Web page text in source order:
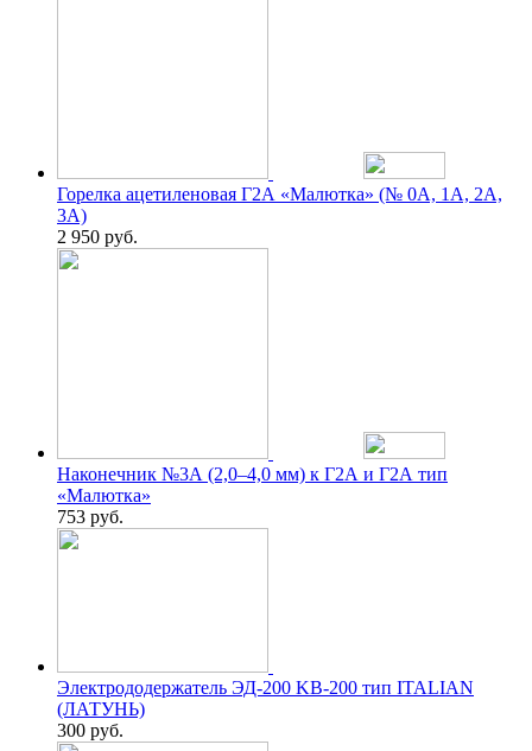
Горелка ацетиленовая Г2А «Малютка» (№ 0А, 1А, 2А,
3А)
2 950 руб.
Наконечник №3А (2,0–4,0 мм) к Г2А и Г2А тип
«Малютка»
753 руб.
Электрододержатель ЭД-200 KB-200 тип ITALIAN
(ЛАТУНЬ)
300 руб.